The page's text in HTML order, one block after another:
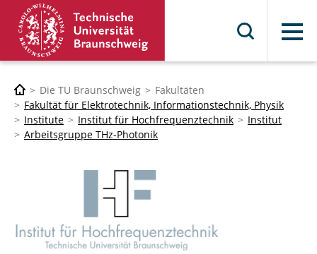
Menü
Die TU Braunschweig
Fakultäten
Fakultät für Elektrotechnik, Informationstechnik, Physik
Institute
Institut für Hochfrequenztechnik
Institut
Arbeitsgruppe THz-Photonik